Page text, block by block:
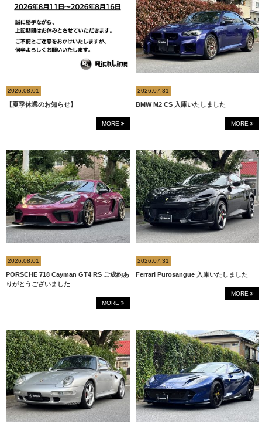
2026.08.01
【夏季休業のお知らせ】
MORE
2026.07.31
BMW M2 CS 入庫いたしました
MORE
2026.08.01
PORSCHE 718 Cayman GT4 RS ご成約あ
りがとうございました
MORE
2026.07.31
Ferrari Purosangue 入庫いたしました
MORE